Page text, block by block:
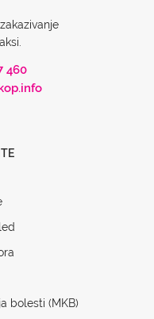
460
bolesti (MKB)